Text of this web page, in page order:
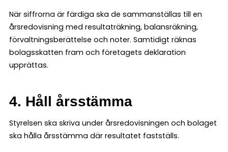
När siffrorna är färdiga ska de sammanställas till en
årsredovisning med resultaträkning, balansräkning,
förvaltningsberättelse och noter. Samtidigt räknas
bolagsskatten fram och företagets deklaration
upprättas.
4. Håll årsstämma
Styrelsen ska skriva under årsredovisningen och bolaget
ska hålla årsstämma där resultatet fastställs.